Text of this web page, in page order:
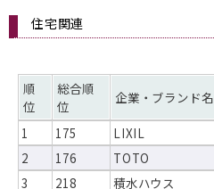
住宅関連
順
位
総合順
位
企業・ブランド名
1
175 LIXIL
2
176 TOTO
3
218 積水ハウス